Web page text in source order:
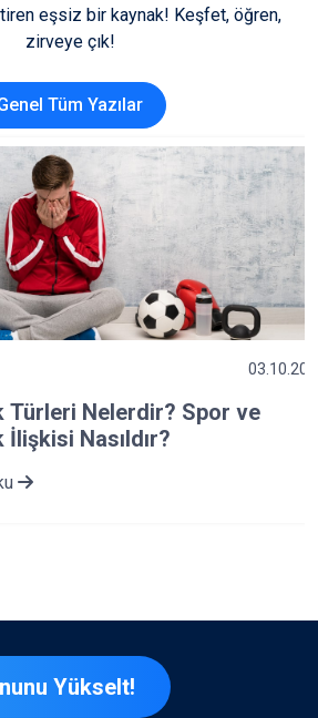
eşsiz bir kaynak! Keşfet, öğren,
zirveye çık!
Tüm Yazılar
03.10.2025
Nelerdir? Spor ve
Nasıldır?
Yükselt!